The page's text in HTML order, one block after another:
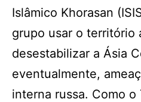
Islâmico Khorasan
grupo usar o território
desestabilizar a Ásia
eventualmente,
interna russa. Como o